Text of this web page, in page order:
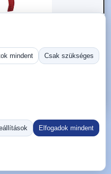
CUT RR 650 Ágvágó
Ugrás:
mindent Csak szükséges
Elfogadok mindent